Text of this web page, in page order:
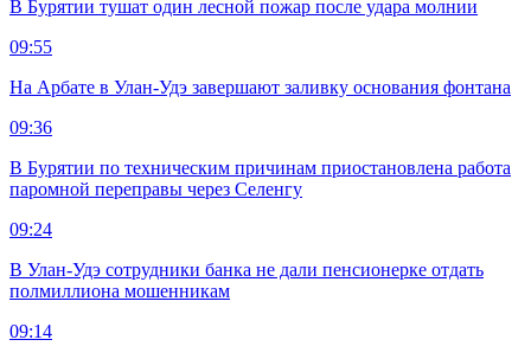
В Бурятии тушат один лесной пожар после удара молнии
09:55
На Арбате в Улан-Удэ завершают заливку основания фонтана
09:36
В Бурятии по техническим причинам приостановлена работа
паромной переправы через Селенгу
09:24
В Улан-Удэ сотрудники банка не дали пенсионерке отдать
полмиллиона мошенникам
09:14